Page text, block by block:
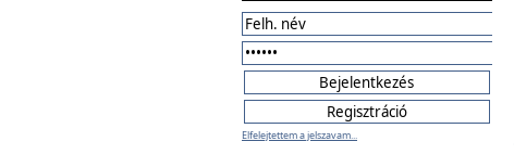
Elfelejtettem a jelszavam...